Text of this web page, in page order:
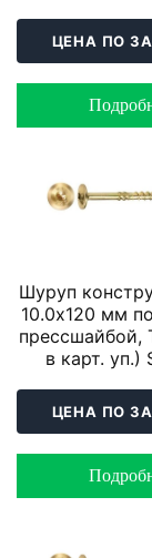
ЦЕНА ПО
Шуруп
10.0х120 мм
прессшайбой,
в карт. уп.)
ЦЕНА ПО